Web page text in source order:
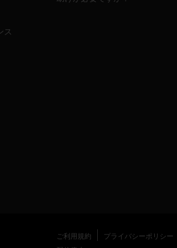
ス
ご利用規約 プライバシーポリシー